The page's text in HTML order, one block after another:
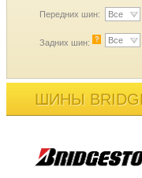
Передних шин: Все
Задних шин: ? Все
ШИНЫ